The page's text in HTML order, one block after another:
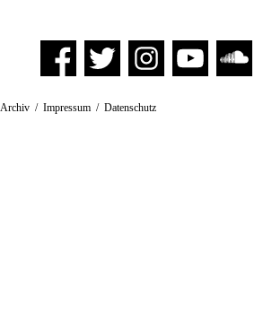
Archiv / Impressum / Datenschutz